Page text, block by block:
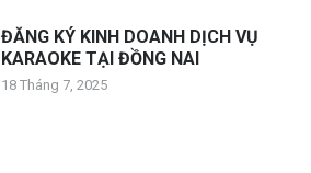
ĐĂNG KÝ KINH DOANH DỊCH VỤ
KARAOKE TẠI ĐỒNG NAI
18 Tháng 7, 2025